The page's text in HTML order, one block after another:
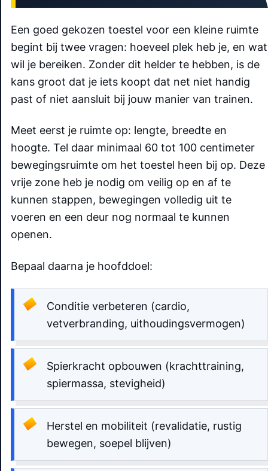
Een goed gekozen toestel voor een kleine ruimte
begint bij twee vragen: hoeveel plek heb je, en wat
wil je bereiken. Zonder dit helder te hebben, is de
kans groot dat je iets koopt dat net niet handig
past of niet aansluit bij jouw manier van trainen.
Meet eerst je ruimte op: lengte, breedte en
hoogte. Tel daar minimaal 60 tot 100 centimeter
bewegingsruimte om het toestel heen bij op. Deze
vrije zone heb je nodig om veilig op en af te
kunnen stappen, bewegingen volledig uit te
voeren en een deur nog normaal te kunnen
openen.
Bepaal daarna je hoofddoel:
Conditie verbeteren (cardio,
vetverbranding, uithoudingsvermogen)
Spierkracht opbouwen (krachttraining,
spiermassa, stevigheid)
Herstel en mobiliteit (revalidatie, rustig
bewegen, soepel blijven)